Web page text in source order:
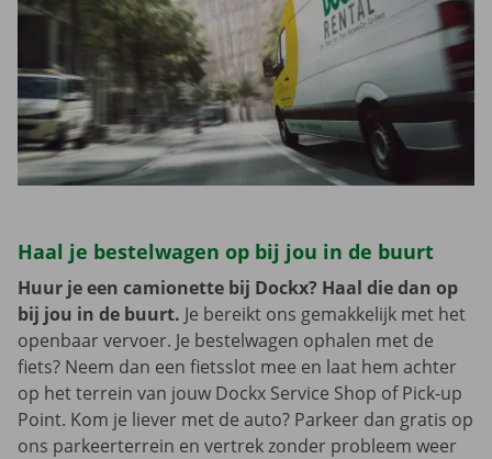
Haal je bestelwagen op bij jou in de buurt
Huur je een camionette bij Dockx? Haal die dan op
bij jou in de buurt. Je bereikt ons gemakkelijk met het
openbaar vervoer. Je bestelwagen ophalen met de
fiets? Neem dan een fietsslot mee en laat hem achter
op het terrein van jouw Dockx Service Shop of Pick-up
Point. Kom je liever met de auto? Parkeer dan gratis op
ons parkeerterrein en vertrek zonder probleem weer